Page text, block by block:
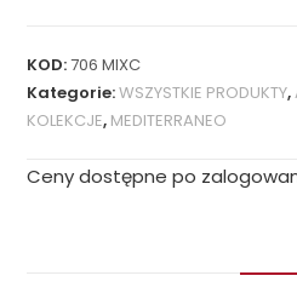
KOD:706 MIXC
Kategorie:WSZYSTKIE PRODUKTY,
KOLEKCJE, MEDITERRANEO
Ceny dostępne po